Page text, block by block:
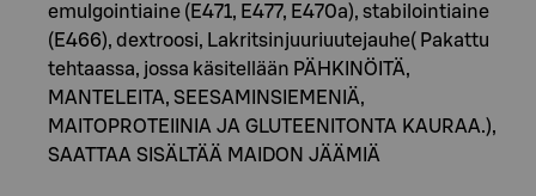
emulgointiaine (E471, E477, E470a), stabilointiaine
(E466), dextroosi, Lakritsinjuuriuutejauhe( Pakattu
tehtaassa, jossa käsitellään PÄHKINÖITÄ,
MANTELEITA, SEESAMINSIEMENIÄ,
MAITOPROTEIINIA JA GLUTEENITONTA KAURAA.),
SAATTAA SISÄLTÄÄ MAIDON JÄÄMIÄ